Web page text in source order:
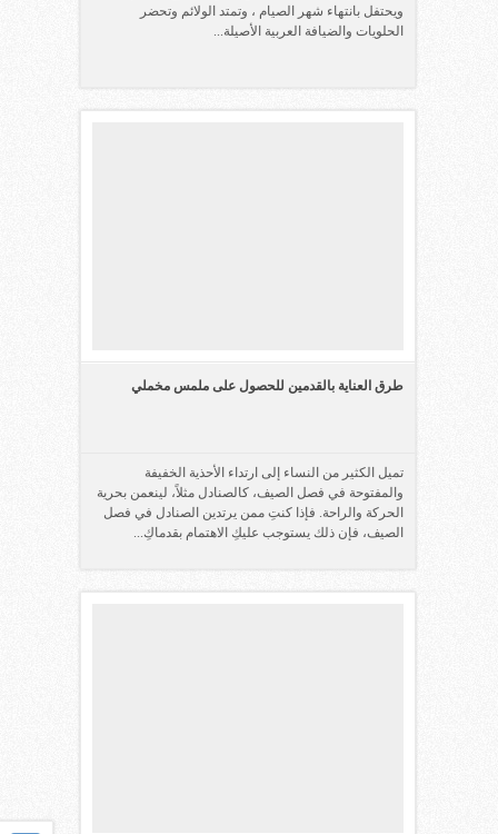
ويحتفل بانتهاء شهر الصيام ، وتمتد الولائم وتحضر
الحلويات والضيافة العربية الأصيلة...
طرق العناية بالقدمين للحصول على ملمس مخملي
تميل الكثير من النساء إلى ارتداء الأحذية الخفيفة
والمفتوحة في فصل الصيف، كالصنادل مثلاً، لينعمن بحرية
الحركة والراحة. فإذا كنتِ ممن يرتدين الصنادل في فصل
الصيف، فإن ذلك يستوجب عليكِ الاهتمام بقدماكِ...